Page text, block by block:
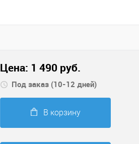
Цена: 1 490 руб.
Под заказ (10-12 дней)
В корзину